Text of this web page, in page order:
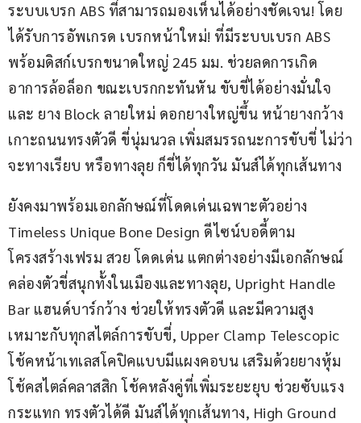
ระบบเบรก ABS ที่สามารถมองเห็นได้อย่างชัดเจน! โดย
ได้รับการอัพเกรด เบรกหน้าใหม่! ที่มีระบบเบรก ABS
พร้อมดิสก์เบรกขนาดใหญ่ 245 มม. ช่วยลดการเกิด
อาการล้อล็อก ขณะเบรกกะทันหัน ขับขี่ได้อย่างมั่นใจ
และ ยาง Block ลายใหม่ ดอกยางใหญ่ขึ้น หน้ายางกว้าง
เกาะถนนทรงตัวดี ขี่นุ่มนวล เพิ่มสมรรถนะการขับขี่ ไม่ว่า
จะทางเรียบ หรือทางลุย ก็ขี่ได้ทุกวัน มันส์ได้ทุกเส้นทาง
ยังคงมาพร้อมเอกลักษณ์ที่โดดเด่นเฉพาะตัวอย่าง
Timeless Unique Bone Design ดีไซน์บอดี้ตาม
โครงสร้างเฟรม สวย โดดเด่น แตกต่างอย่างมีเอกลักษณ์
คล่องตัวขี่สนุกทั้งในเมืองและทางลุย, Upright Handle
Bar แฮนด์บาร์กว้าง ช่วยให้ทรงตัวดี และมีความสูง
เหมาะกับทุกสไตล์การขับขี่, Upper Clamp Telescopic
โช้คหน้าเทเลสโคปิคแบบมีแผงคอบน เสริมด้วยยางหุ้ม
โช้คสไตล์คลาสสิก โช้คหลังคู่ที่เพิ่มระยะยุบ ช่วยซับแรง
กระแทก ทรงตัวได้ดี มันส์ได้ทุกเส้นทาง, High Ground